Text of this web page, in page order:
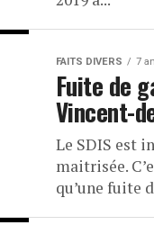
FAITS DIVERS 7
Fuite de
Vincent-
Le SDIS est
maitrisée.
qu’une fuite